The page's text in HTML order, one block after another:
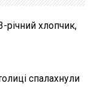
річний хлопчик,
спалахнули